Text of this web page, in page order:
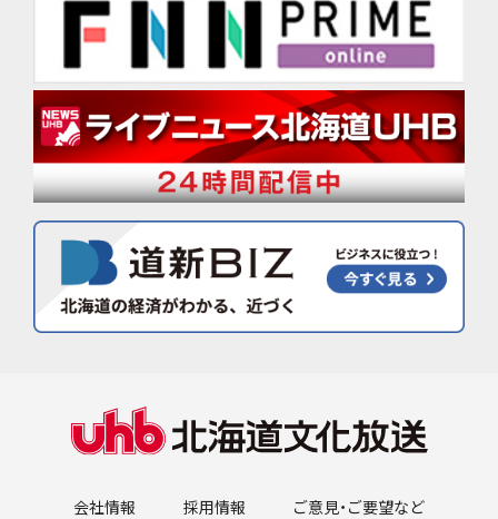
会社情報 採用情報 ご意見・ご要望など